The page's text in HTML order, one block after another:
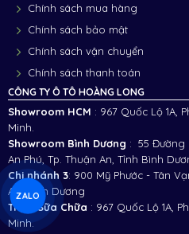
Chính sách mua hàng
Chính sách bảo mật
Chính sách vận chuyển
Chính sách thanh toán
CÔNG TY Ô TÔ HOÀNG LONG
Showroom HCM : 967 Quốc Lộ 1A,
Minh.
Showroom Bình Dương : 55 Đường
An Phú, Tp. Thuận An, Tỉnh Bình
Chi nhánh 3: 900 Mỹ Phước - Tân
An, Bình Dương
Trạm Sữa Chữa : 967 Quốc Lộ 1A,
Minh.
ZALO